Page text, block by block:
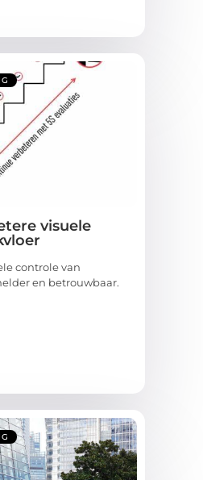
visuele
controle van
en betrouwbaar.